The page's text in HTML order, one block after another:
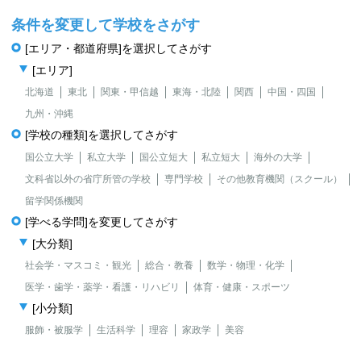
条件を変更して学校をさがす
[エリア・都道府県]を選択してさがす
[エリア]
北海道 東北 関東・甲信越 東海・北陸 関西
中国・四国
九州・沖縄
[学校の種類]を選択してさがす
国公立大学 私立大学 国公立短大 私立短大
海外の大学
文科省以外の省庁所管の学校
専門学校
その他教育機関（スクール）
留学関係機関
[学べる学問]を変更してさがす
[大分類]
社会学・マスコミ・観光 総合・教養
数学・物理・化学
医学・歯学・薬学・看護・リハビリ
体育・健康・スポーツ
[小分類]
服飾・被服学 生活科学 理容 家政学 美容